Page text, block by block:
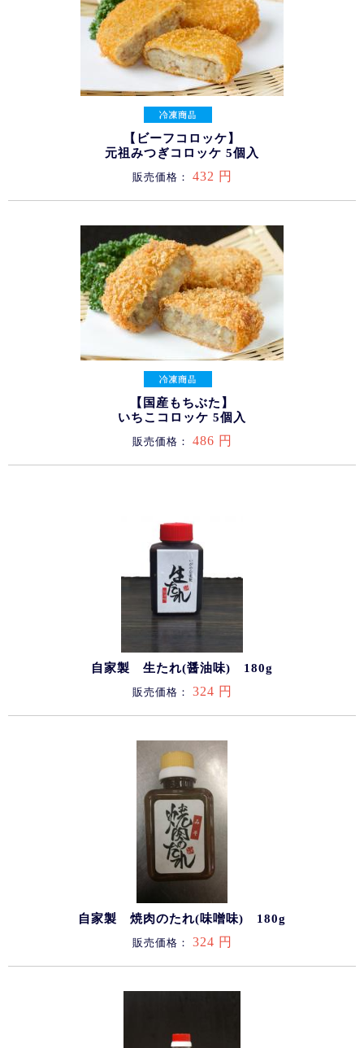
【ビーフコロッケ】
元祖みつぎコロッケ 5個入
販売価格： 432 円
【国産もちぶた】
いちこコロッケ 5個入
販売価格： 486 円
自家製 生たれ(醤油味) 180g
販売価格： 324 円
自家製 焼肉のたれ(味噌味) 180g
販売価格： 324 円